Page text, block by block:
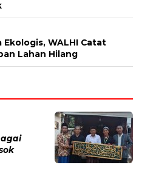
WALHI Catat
Lahan Hilang